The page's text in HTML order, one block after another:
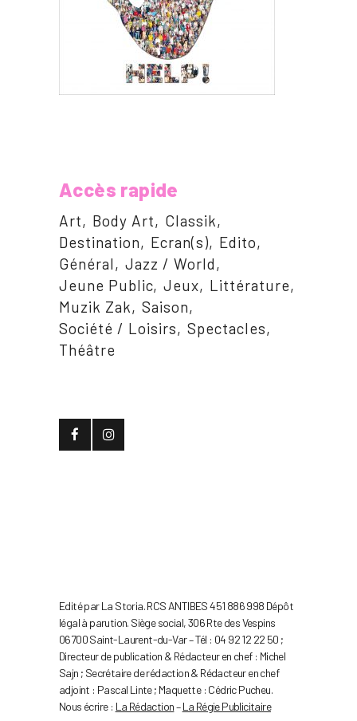
Accès rapide
Art Body Art
Classik
Destination
Ecran(s)
Edito
Général
Jazz / World
Jeune Public Jeux
Littérature
Muzik Zak
Saison
Société / Loisirs
Spectacles
Théâtre
Edité par La Storia. RCS ANTIBES 451 886 998 Dépôt
légal à parution. Siège social, 306 Rte des Vespins
06700 Saint-Laurent-du-Var – Tél : 04 92 12 22 50 ;
Directeur de publication & Rédacteur en chef : Michel
Sajn ; Secrétaire de rédaction & Rédacteur en chef
adjoint : Pascal Linte ; Maquette : Cédric Pucheu.
Nous écrire : La Rédaction–La Régie Publicitaire